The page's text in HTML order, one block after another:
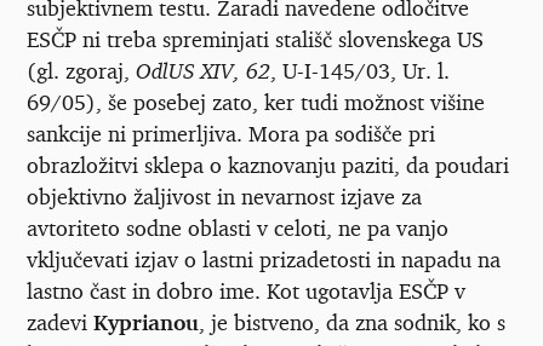
subjektivnem testu. Zaradi navedene odločitve
ESČP ni treba spreminjati stališč slovenskega US
(gl. zgoraj, OdlUS XIV, 62 , U-I-145/03, Ur. l.
69/05), še posebej zato, ker tudi možnost višine
sankcije ni primerljiva. Mora pa sodišče pri
obrazložitvi sklepa o kaznovanju paziti, da poudari
objektivno žaljivost in nevarnost izjave za
avtoriteto sodne oblasti v celoti, ne pa vanjo
vključevati izjav o lastni prizadetosti in napadu na
lastno čast in dobro ime. Kot ugotavlja ESČP v
zadevi Kyprianou , je bistveno, da zna sodnik, ko s